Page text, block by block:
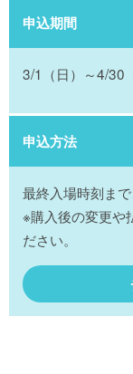
申込期間
3/1（日）～4/30
申込方法
最終入場時刻まで
※購入後の変更や
ださい。